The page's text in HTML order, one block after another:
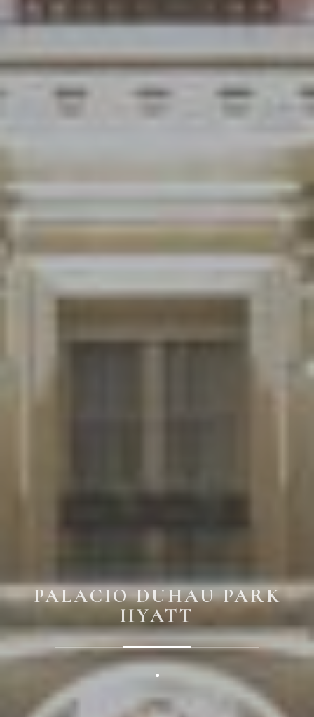
PALACIO DUHAU PARK
HYATT